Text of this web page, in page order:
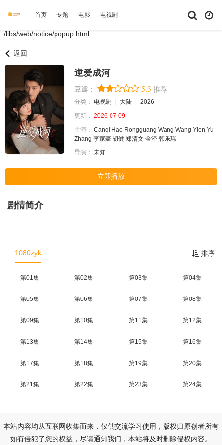
首页 专题 电影 电视剧 短剧大全 体育
../libs/web/notice/popup.html
返回
逆爱成河
豆瓣： 5.3 推荐
分类： 电视剧 大陆
2026
更新： 2026-07-09
主演： Canqi Hao Rongguang Wang Wang Yien Yu
Zhang 李家豪 胡健 郑清文 金泽 韩乐瑶
导演： 未知
立即播放
剧情简介
排序
1080zyk
第01集 第02集 第03集 第04集
第05集 第06集 第07集 第08集
第09集 第10集 第11集 第12集
第13集 第14集 第15集 第16集
第17集 第18集 第19集 第20集
第21集 第22集 第23集 第24集
本站内容均从互联网收集而来，仅供交流学习使用，版权归原创者所有
如有侵犯了您的权益，尽请通知我们，本站将及时删除侵权内容。